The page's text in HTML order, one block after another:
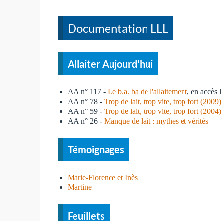
Documentation LLL
Allaiter Aujourd'hui
AA n° 117 -Le b.a. ba de l'allaitement, en accès
AA n° 78 -Trop de lait, trop vite, trop fort (2009)
AA n° 59 -Trop de lait, trop vite, trop fort (2004)
AA n° 26 -Manque de lait : mythes et vérités
Témoignages
Marie-Florence et Inès
Martine
Feuillets